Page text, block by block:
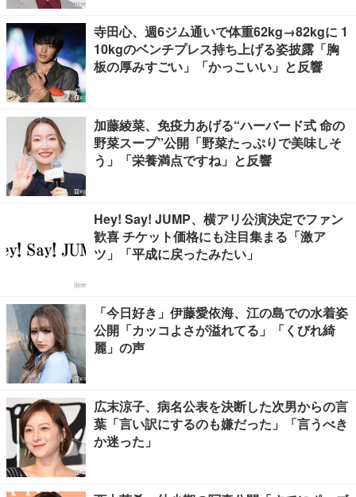
寺田心、週6ジム通いで体重62kg→82kgに 1
10kgのベンチプレス持ち上げる姿披露「胸
板の厚みすごい」「かっこいい」と反響
加藤綾菜、免疫力あげる“ハーバード式 命の
野菜スープ”公開「野菜たっぷりで美味しそ
う」「栄養満点ですね」と反響
Hey! Say! JUMP、横アリ公演決定でファン
歓喜 チケット価格にも注目集まる「激ア
ツ」「平成に戻ったみたい」
「今日好き」伊藤愛依海、江の島での水着姿
公開「カッコよさが溢れてる」「くびれ綺
麗」の声
広末涼子、病名公表を決断した次男からの言
葉「言い訳にするのも嫌だった」「言うべき
か迷った」